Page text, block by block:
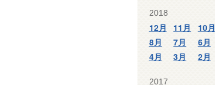
2018
12月 11月 10月
8月
7月 6月
4月
3月 2月
2017